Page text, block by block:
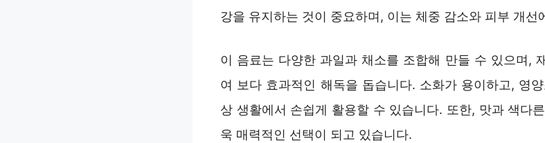
강을 유지하는 것이 중요하며, 이는 체중 감소와 피부 개선
이 음료는 다양한 과일과 채소를 조합해 만들 수 있으며,
여 보다 효과적인 해독을 돕습니다. 소화가 용이하고, 영
상 생활에서 손쉽게 활용할 수 있습니다. 또한, 맛과 색다
욱 매력적인 선택이 되고 있습니다.